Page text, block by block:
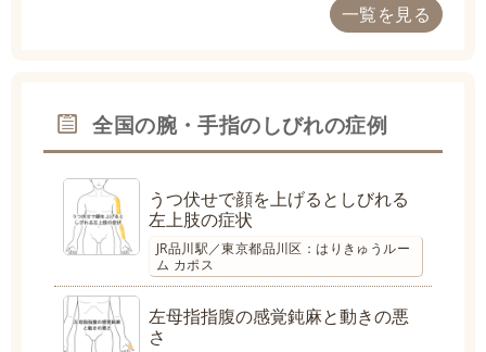
一覧を見る
全国の腕・手指のしびれの症例
うつ伏せで顔を上げるとしびれる
左上肢の症状
JR品川駅／東京都品川区：はりきゅうルー
ム カポス
左母指指腹の感覚鈍麻と動きの悪
さ